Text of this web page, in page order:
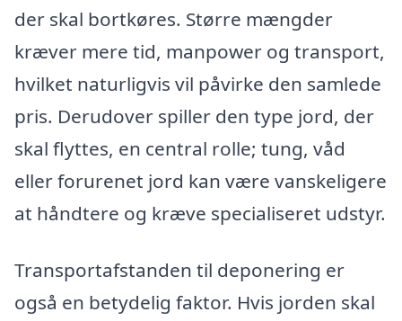
der skal bortkøres. Større mængder
kræver mere tid, manpower og transport,
hvilket naturligvis vil påvirke den samlede
pris. Derudover spiller den type jord, der
skal flyttes, en central rolle; tung, våd
eller forurenet jord kan være vanskeligere
at håndtere og kræve specialiseret udstyr.
Transportafstanden til deponering er
også en betydelig faktor. Hvis jorden skal